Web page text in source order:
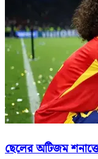
ছেলের অটিজম